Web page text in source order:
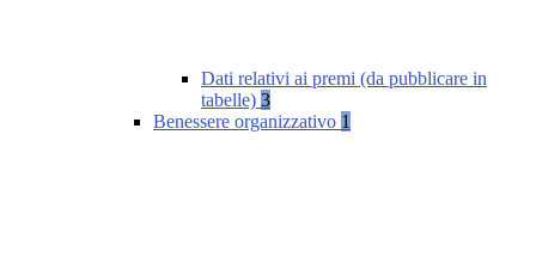
Dati relativi ai premi (da pubblicare in
tabelle) 3
Benessere organizzativo 1